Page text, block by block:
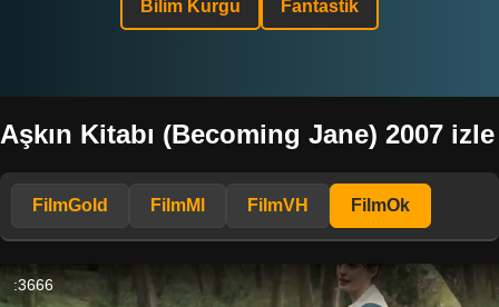
Bilim Kurgu Fantastik
Aşkın Kitabı (Becoming Jane) 2007 izle
FilmGold FilmMl FilmVH FilmOk